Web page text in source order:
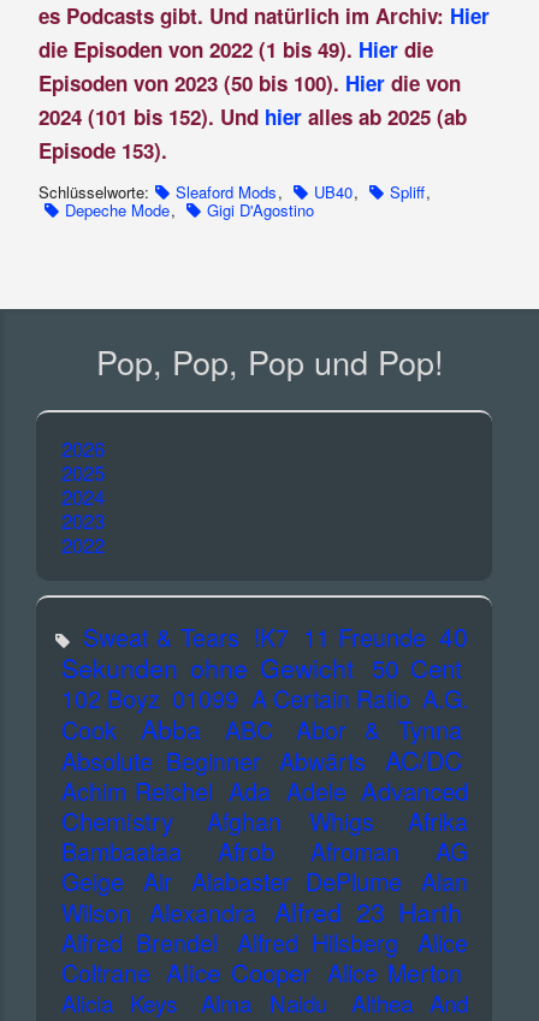
es Podcasts gibt. Und natürlich im Archiv: Hier
die Episoden von 2022 (1 bis 49). Hierdie
Episoden von 2023 (50 bis 100). Hier die von
2024 (101 bis 152). Und hier alles ab 2025 (ab
Episode 153).
Schlüsselworte: Sleaford Mods, UB40, Spliff,
Depeche Mode, Gigi D'Agostino
Pop, Pop, Pop und Pop!
2026
2025
2024
2023
2022
Sweat & Tears !K7 11 Freunde 40
Sekunden ohne Gewicht 50 Cent
102 Boyz 01099 A Certain Ratio A.G.
Cook
Abba ABC
Abor & Tynna
Absolute Beginner Abwärts AC/DC
Achim Reichel Ada Adele Advanced
Chemistry
Afghan Whigs
Afrika
Bambaataa
Afrob Afroman
AG
Geige
Air Alabaster DePlume
Alan
Wilson Alexandra Alfred 23 Harth
Alfred Brendel Alfred Hilsberg
Alice
Coltrane Alice Cooper Alice Merton
Alicia Keys Alma Naidu
Althea And